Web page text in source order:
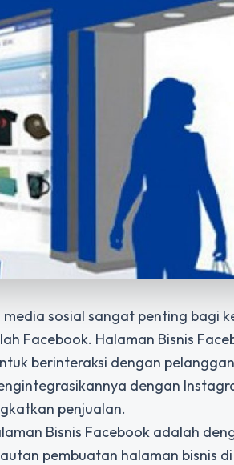
sosial sangat penting bagi
Facebook. Halaman Bisnis
berinteraksi dengan
dengan
penjualan.
Bisnis Facebook adalah
pembuatan halaman bisnis